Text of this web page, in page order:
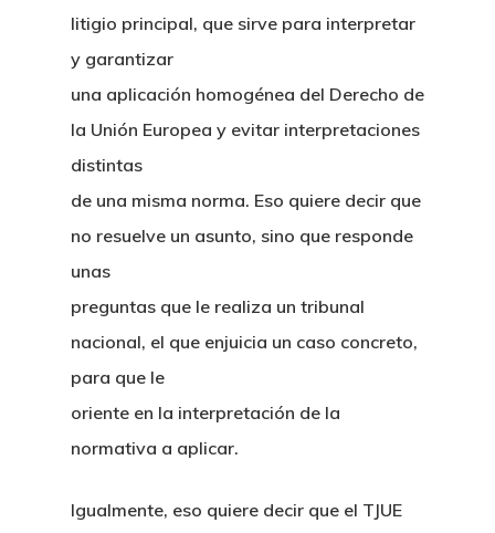
litigio principal, que sirve para interpretar
y garantizar
una aplicación homogénea del Derecho de
la Unión Europea y evitar interpretaciones
distintas
de una misma norma. Eso quiere decir que
no resuelve un asunto, sino que responde
unas
preguntas que le realiza un tribunal
nacional, el que enjuicia un caso concreto,
para que le
oriente en la interpretación de la
normativa a aplicar.
Igualmente, eso quiere decir que el TJUE